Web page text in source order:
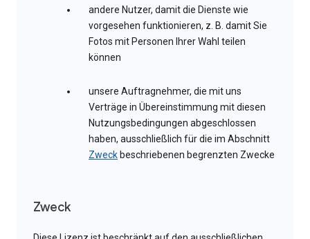
andere Nutzer, damit die Dienste wie
vorgesehen funktionieren, z. B. damit Sie
Fotos mit Personen Ihrer Wahl teilen
können
unsere Auftragnehmer, die mit uns
Verträge in Übereinstimmung mit diesen
Nutzungsbedingungen abgeschlossen
haben, ausschließlich für die im Abschnitt
Zweck beschriebenen begrenzten Zwecke
Zweck